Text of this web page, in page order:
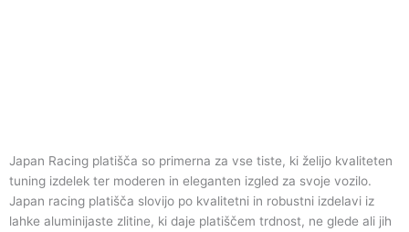
Japan Racing platišča so primerna za vse tiste, ki želijo kvaliteten
tuning izdelek ter moderen in eleganten izgled za svoje vozilo.
Japan racing platišča slovijo po kvalitetni in robustni izdelavi iz
lahke aluminijaste zlitine, ki daje platiščem trdnost, ne glede ali jih